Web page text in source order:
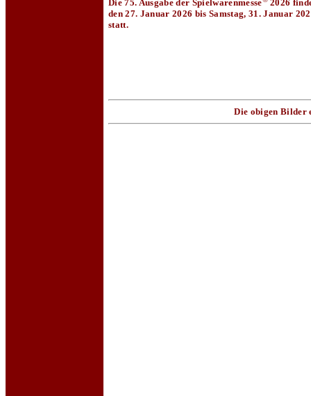
Die 75. Ausgabe der Spielwarenmesse 2026
den 27. Januar 2026 bis Samstag, 31. Januar
statt.
Die obigen Bilder